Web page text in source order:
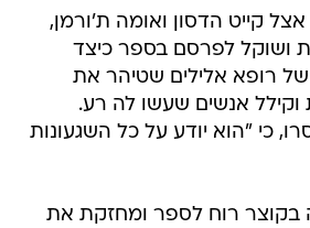
קייט הדסון ואומה ת'ורמן,
ושוקל לפרסם בספר כיצד
של רופא אלילים שטיהר את
וקילל אנשים שעשו לה רע.
כי "הוא יודע על כל השגעונות
בקוצר רוח לספר ומחזקת את